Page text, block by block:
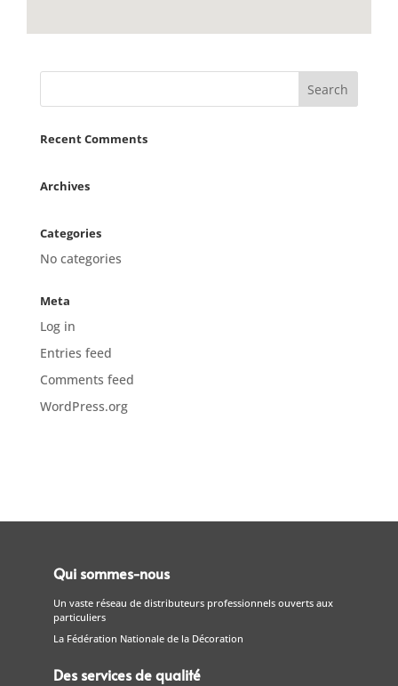
Recent Comments
Archives
Categories
No categories
Meta
Log in
Entries feed
Comments feed
WordPress.org
Qui sommes-nous
Un vaste réseau de distributeurs professionnels ouverts aux
particuliers
La Fédération Nationale de la Décoration
Des services de qualité